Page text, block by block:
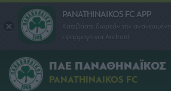
PANATHINAIKOS FC APP
Κατεβάστε δωρεάν την ανανεωμένη
εφαρμογή για Android
ΠΑΕ ΠΑΝΑΘΗΝΑΪΚΟΣ
PANATHINAIKOS FC